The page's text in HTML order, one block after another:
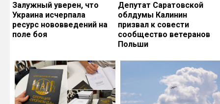
Залужный уверен, что
Украина исчерпала
ресурс нововведений на
поле боя
Депутат Саратовской
облдумы Калинин
призвал к совести
сообщество ветеранов
Польши